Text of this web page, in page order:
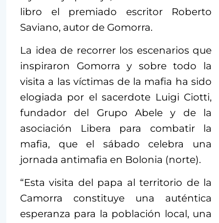
libro el premiado escritor Roberto
Saviano, autor de Gomorra.
La idea de recorrer los escenarios que
inspiraron Gomorra y sobre todo la
visita a las víctimas de la mafia ha sido
elogiada por el sacerdote Luigi Ciotti,
fundador del Grupo Abele y de la
asociación Libera para combatir la
mafia, que el sábado celebra una
jornada antimafia en Bolonia (norte).
“Esta visita del papa al territorio de la
Camorra constituye una auténtica
esperanza para la población local, una